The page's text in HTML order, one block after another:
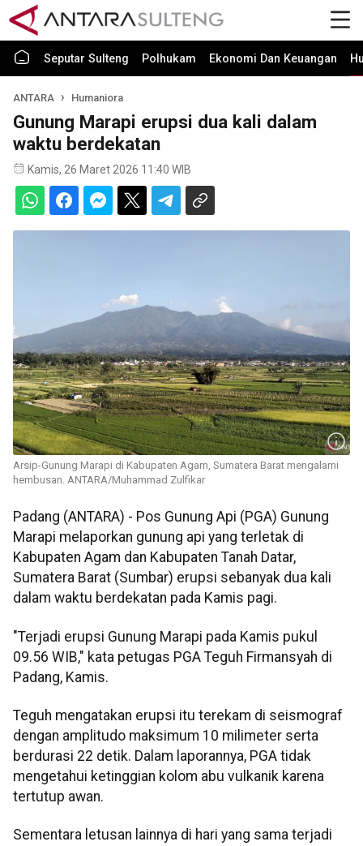
Seputar Sulteng Polhukam Ekonomi Dan Keuangan
ANTARA Humaniora
Gunung Marapi erupsi dua kali dalam
waktu berdekatan
Kamis, 26 Maret 2026 11:40 WIB
Arsip-Gunung Marapi di Kabupaten Agam, Sumatera Barat mengalami
hembusan. ANTARA/Muhammad Zulfikar
Padang (ANTARA) - Pos Gunung Api (PGA) Gunung
Marapi melaporkan gunung api yang terletak di
Kabupaten Agam dan Kabupaten Tanah Datar,
Sumatera Barat (Sumbar) erupsi sebanyak dua kali
dalam waktu berdekatan pada Kamis pagi.
"Terjadi erupsi Gunung Marapi pada Kamis pukul
09.56 WIB," kata petugas PGA Teguh Firmansyah di
Padang, Kamis.
Teguh mengatakan erupsi itu terekam di seismograf
dengan amplitudo maksimum 10 milimeter serta
berdurasi 22 detik. Dalam laporannya, PGA tidak
mengetahui ketinggian kolom abu vulkanik karena
tertutup awan.
Sementara letusan lainnya di hari yang sama terjadi